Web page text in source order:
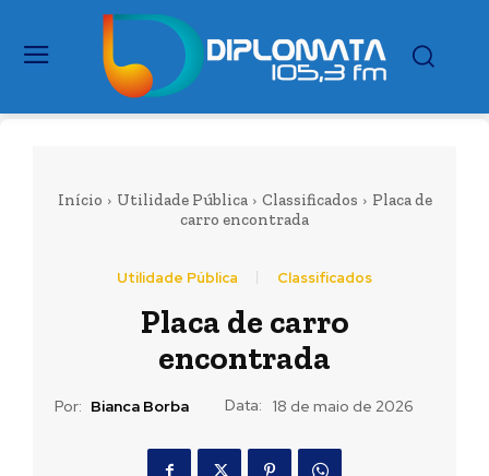
Início Utilidade Pública Classificados
Placa de
carro encontrada
Utilidade Pública Classificados
Placa de carro
encontrada
Por: Bianca Borba Data: 18 de maio de 2026